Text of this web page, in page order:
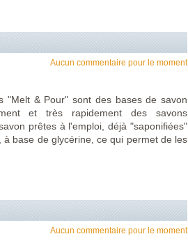
Aucun commentaire pour le moment
"Melt & Pour" sont des bases de savon
et très rapidement des savons
prêtes à l'emploi, déjà "saponifiées"
base de glycérine, ce qui permet de les
Aucun commentaire pour le moment